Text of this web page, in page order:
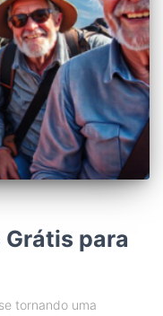
para
tornando uma